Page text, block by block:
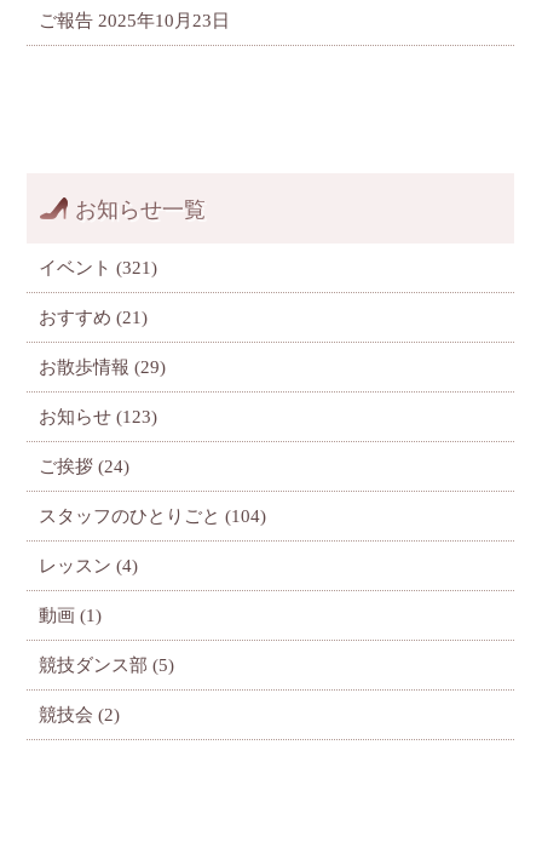
ご報告 2025年10月23日
お知らせ一覧
イベント (321)
おすすめ (21)
お散歩情報 (29)
お知らせ (123)
ご挨拶 (24)
スタッフのひとりごと (104)
レッスン (4)
動画 (1)
競技ダンス部 (5)
競技会 (2)